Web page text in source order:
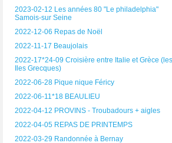
2023-02-12 Les années 80 "Le philadelphia"
Samois-sur Seine
2022-12-06 Repas de Noël
2022-11-17 Beaujolais
2022-17*24-09 Croisière entre Italie et Grèce (les
Iles Grecques)
2022-06-28 Pique nique Féricy
2022-06-11*18 BEAULIEU
2022-04-12 PROVINS - Troubadours + aigles
2022-04-05 REPAS DE PRINTEMPS
2022-03-29 Randonnée à Bernay